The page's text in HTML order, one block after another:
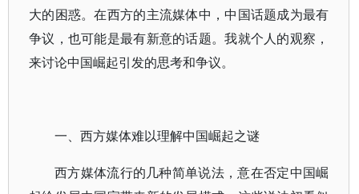
大的困惑。在西方的主流媒体中，中国话题成为最有
争议，也可能是最有新意的话题。我就个人的观察，
来讨论中国崛起引发的思考和争议。
一、西方媒体难以理解中国崛起之谜
西方媒体流行的几种简单说法，意在否定中国崛